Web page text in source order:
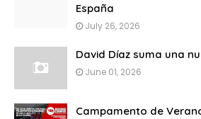
España
July 26, 2026
David Díaz suma una
June 01, 2026
Campamento de